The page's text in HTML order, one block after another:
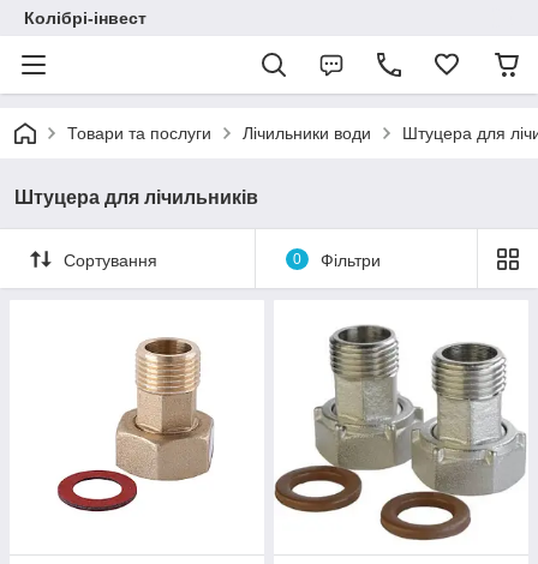
Колібрі-інвест
Товари та послуги Лічильники води Штуцера для
Штуцера для лічильників
Сортування 0 Фільтри